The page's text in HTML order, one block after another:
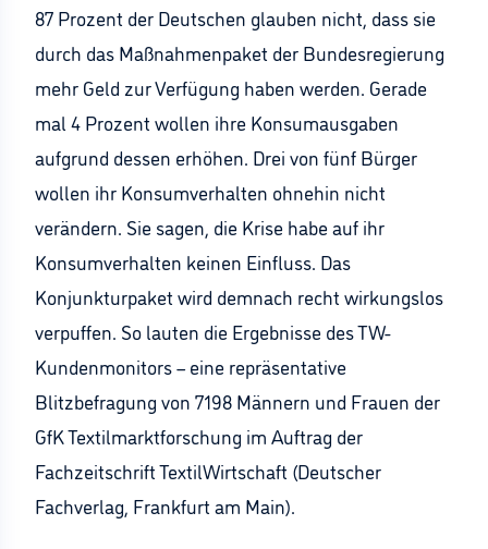
87 Prozent der Deutschen glauben nicht, dass sie
durch das Maßnahmenpaket der Bundesregierung
mehr Geld zur Verfügung haben werden. Gerade
mal 4 Prozent wollen ihre Konsumausgaben
aufgrund dessen erhöhen. Drei von fünf Bürger
wollen ihr Konsumverhalten ohnehin nicht
verändern. Sie sagen, die Krise habe auf ihr
Konsumverhalten keinen Einfluss. Das
Konjunkturpaket wird demnach recht wirkungslos
verpuffen. So lauten die Ergebnisse des TW-
Kundenmonitors – eine repräsentative
Blitzbefragung von 7198 Männern und Frauen der
GfK Textilmarktforschung im Auftrag der
Fachzeitschrift TextilWirtschaft (Deutscher
Fachverlag, Frankfurt am Main).